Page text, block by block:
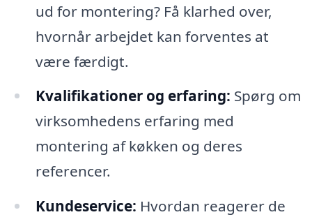
ud for montering? Få klarhed over,
hvornår arbejdet kan forventes at
være færdigt.
Kvalifikationer og erfaring: Spørg om
virksomhedens erfaring med
montering af køkken og deres
referencer.
Kundeservice: Hvordan reagerer de